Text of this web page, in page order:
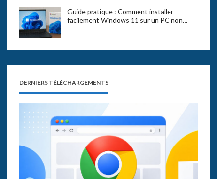
Guide pratique : Comment installer
facilement Windows 11 sur un PC non…
DERNIERS TÉLÉCHARGEMENTS